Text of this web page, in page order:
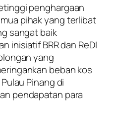
penghargaan
pihak yang terlibat
sangat baik
inisiatif BRR dan ReDI
yang
beban kos
Pinang di
pendapatan para